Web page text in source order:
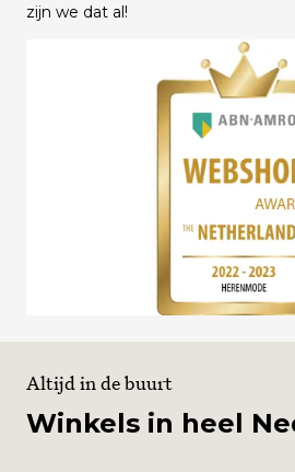
zijn we dat al!
Altijd in de buurt
Winkels in heel